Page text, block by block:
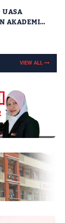
UASA
AKADEMI
JPN
VIEW ALL